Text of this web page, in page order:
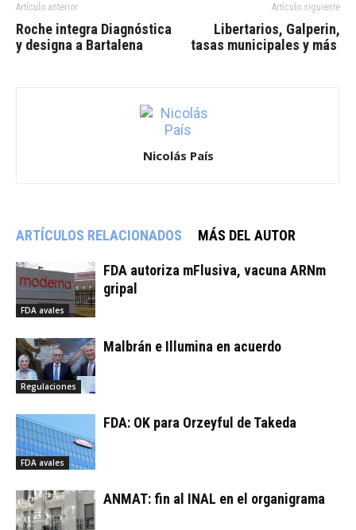
Artículo anterior
Roche integra Diagnóstica
y designa a Bartalena
Artículo siguiente
Libertarios, Galperin,
tasas municipales y más
Nicolás País
ARTÍCULOS RELACIONADOS MÁS DEL AUTOR
FDA avales
FDA autoriza mFlusiva, vacuna ARNm
gripal
Regulaciones
Malbrán e Illumina en acuerdo
FDA avales
FDA: OK para Orzeyful de Takeda
ANMAT: fin al INAL en el organigrama